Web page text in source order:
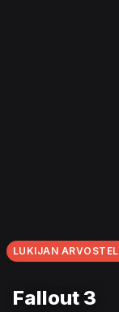
LUKIJAN
Fallout 3